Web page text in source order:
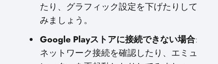
たり、グラフィック設定を下げたりして
みましょう。
Google Playストアに接続できない場合:
ネットワーク接続を確認したり、エミュ